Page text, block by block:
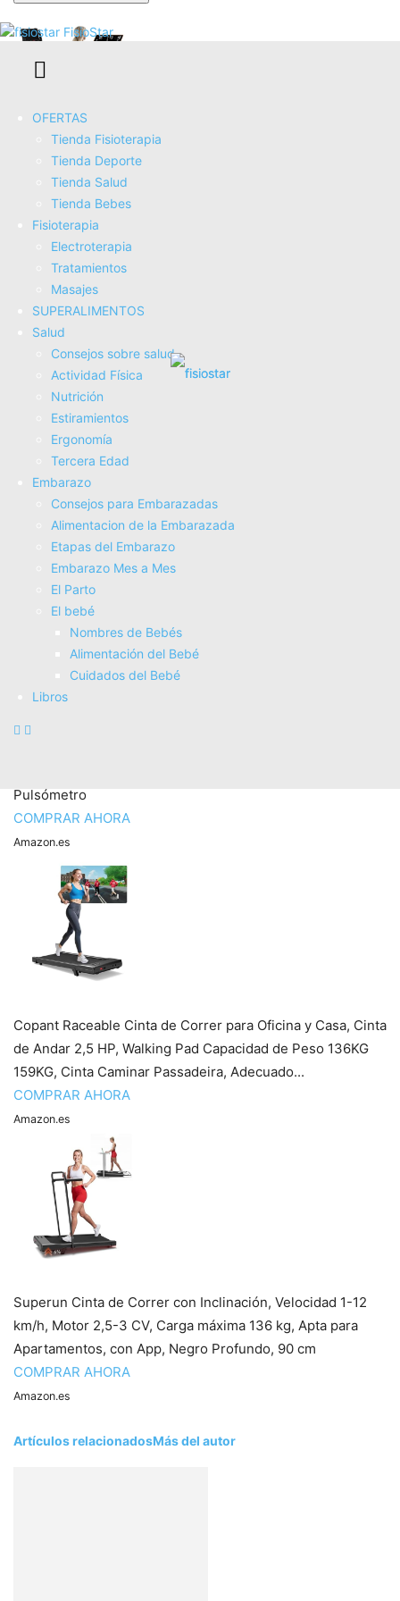
FisioStar
OFERTAS
Tienda Fisioterapia
Tienda Deporte
Tienda Salud
Tienda Bebes
Fisioterapia
Electroterapia
Tratamientos
Masajes
SUPERALIMENTOS
Salud
Consejos sobre salud
Actividad Fí­sica
Nutrición
Estiramientos
Ergonomí­a
Tercera Edad
Embarazo
Consejos para Embarazadas
Alimentacion de la Embarazada
Etapas del Embarazo
Embarazo Mes a Mes
El Parto
El bebé
Nombres de Bebés
Alimentación del Bebé
Cuidados del Bebé
Libros
CURSOR Cinta de Correr Plegable con Inclinación, Cinta
de Andar Plegable,Caminadora Electrica para Casa
Equipado con un Motor de 3,0 CV y Pantalla LED,Máximo...
COMPRAR AHORA
Amazon.es
HomeFitnessCode Cinta de Correr y Andar 3 en 1 con
Inclinación 7% – Caminadora Eléctrica Silenciosa, 8 km/h,
Motor 2,5CV, Sistema de Amortiguación, Pantalla...
COMPRAR AHORA
Amazon.es
Pulsómetro
COMPRAR AHORA
Amazon.es
Copant Raceable Cinta de Correr para Oficina y Casa, Cinta
de Andar 2,5 HP, Walking Pad Capacidad de Peso 136KG
159KG, Cinta Caminar Passadeira, Adecuado...
COMPRAR AHORA
Amazon.es
Superun Cinta de Correr con Inclinación, Velocidad 1-12
km/h, Motor 2,5-3 CV, Carga máxima 136 kg, Apta para
Apartamentos, con App, Negro Profundo, 90 cm
COMPRAR AHORA
Amazon.es
Artículos relacionadosMás del autor